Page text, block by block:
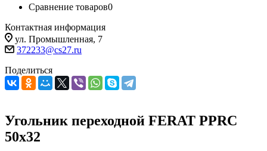
Сравнение товаров0
Контактная информация
ул. Промышленная, 7
372233@cs27.ru
Поделиться
Угольник переходной FERAT PPRC
50x32